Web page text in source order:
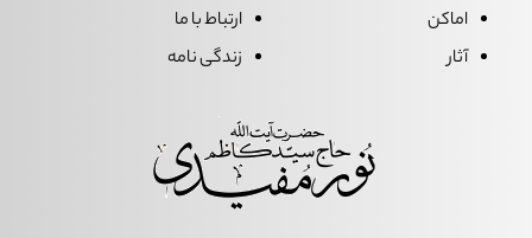
اماکن
آثار
ارتباط با ما
زندگی نامه